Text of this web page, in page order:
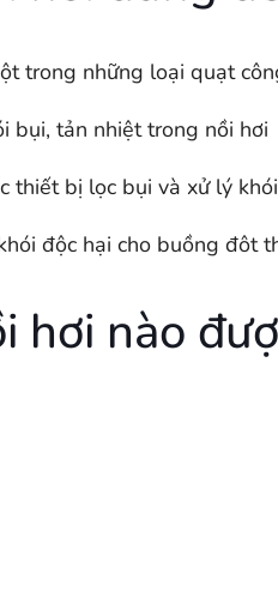
trong những loại quạt
bụi, tản nhiệt trong nồi hơi
thiết bị lọc bụi và xử lý
độc hại cho buồng đôt
hơi nào